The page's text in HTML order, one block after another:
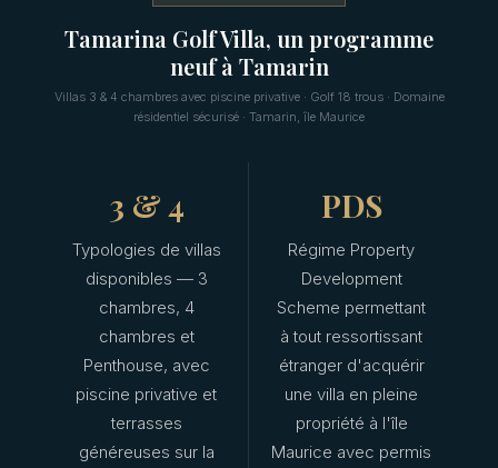
Tamarina Golf Villa, un programme
neuf à Tamarin
Villas 3 & 4 chambres avec piscine privative · Golf 18 trous · Domaine
résidentiel sécurisé · Tamarin, île Maurice
3 & 4
Typologies de villas
disponibles — 3
chambres, 4
chambres et
Penthouse, avec
piscine privative et
terrasses
généreuses sur la
PDS
Régime Property
Development
Scheme permettant
à tout ressortissant
étranger d'acquérir
une villa en pleine
propriété à l'île
Maurice avec permis